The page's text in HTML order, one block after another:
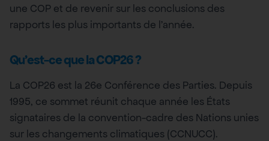
une COP et de revenir sur les conclusions des
rapports les plus importants de l’année.
Qu’est-ce que la COP26 ?
La COP26 est la 26e Conférence des Parties. Depuis
1995, ce sommet réunit chaque année les États
signataires de la convention-cadre des Nations unies
sur les changements climatiques (CCNUCC).